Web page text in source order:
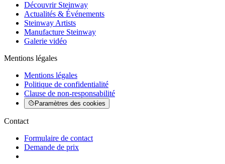
Découvrir Steinway
Actualités & Événements
Steinway Artists
Manufacture Steinway
Galerie vidéo
Mentions légales
Mentions légales
Politique de confidentialité
Clause de non-responsabilité
Paramètres des cookies
Contact
Formulaire de contact
Demande de prix